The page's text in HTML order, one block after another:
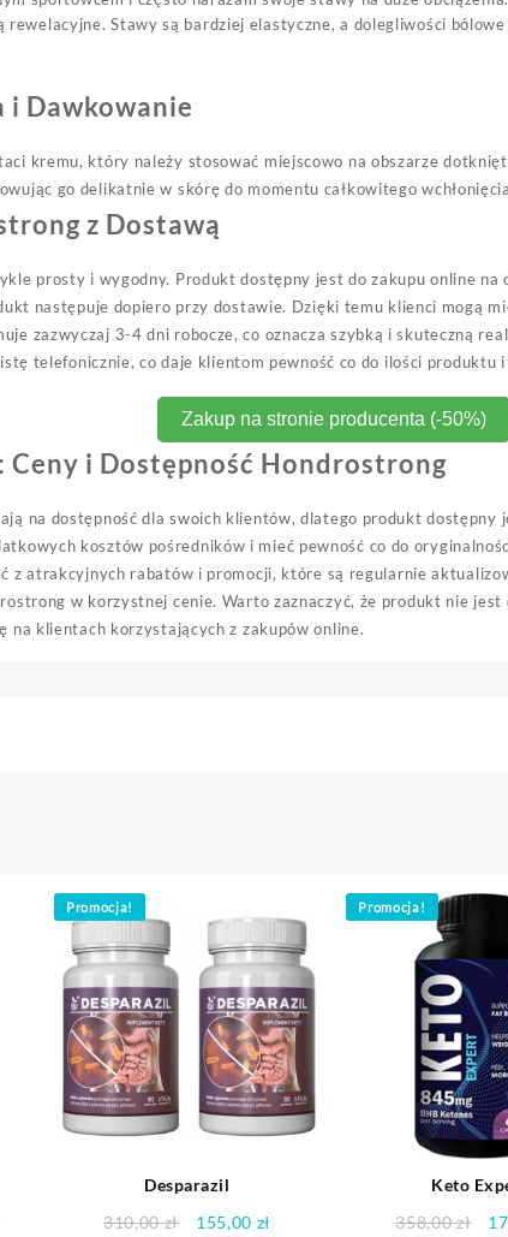
Stawy są bardziej elastyczne, a dolegliwości bólowe
i Dawkowanie
kremu, który należy stosować miejscowo na obszarze
go delikatnie w skórę do momentu całkowitego
z Dostawą
prosty i wygodny. Produkt dostępny jest do zakupu online
następuje dopiero przy dostawie. Dzięki temu klienci mogą
zazwyczaj 3-4 dni robocze, co oznacza szybką i skuteczną
telefonicznie, co daje klientom pewność co do ilości produktu
Zakup na stronie producenta (-50%)
i Dostępność Hondrostrong
na dostępność dla swoich klientów, dlatego produkt
kosztów pośredników i mieć pewność co do
z atrakcyjnych rabatów i promocji, które są regularnie
w korzystnej cenie. Warto zaznaczyć, że produkt nie
na klientach korzystających z zakupów online.
Promocja!
Desparazil
310,00zł
Pierwotna
155,00 zł
Promocja!
Keto
358,00zł